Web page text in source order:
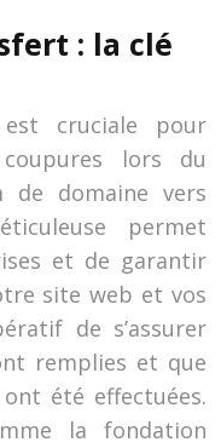
: la clé
cruciale pour
lors du
de domaine vers
permet
et de garantir
site web et vos
de s’assurer
remplies et que
ont été effectuées.
la fondation